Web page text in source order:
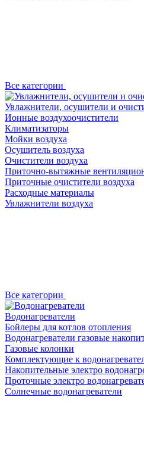
Все категории
Увлажнители, осушители и
Ионные воздухоочистители
Климатизаторы
Мойки воздуха
Осушитель воздуха
Очистители воздуха
Приточно-вытяжные
Приточные очистители воздуха
Расходные материалы
Увлажнители воздуха
Все категории
Водонагреватели
Бойлеры для котлов отопления
Водонагреватели газовые
Газовые колонки
Комплектующие к
Накопительные электро
Проточные электро
Солнечные водонагреватели